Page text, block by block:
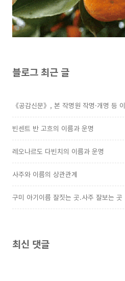
블로그 최근 글
《공감신문》, 본 작명원 작명·개명 등
빈센트 반 고흐의 이름과 운명
레오나르도 다빈치의 이름과 운명
사주와 이름의 상관관계
구미 아기이름 잘짓는 곳.사주 잘보는 곳
최신 댓글